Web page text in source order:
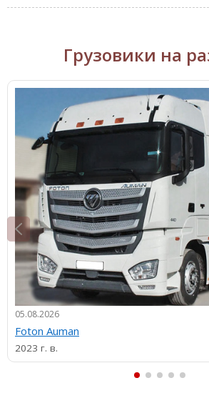
Грузовики на
05.08.2026
Foton Auman
2023 г. в.